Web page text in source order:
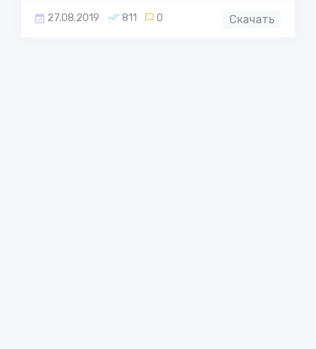
27.08.2019 811 0 Скачать